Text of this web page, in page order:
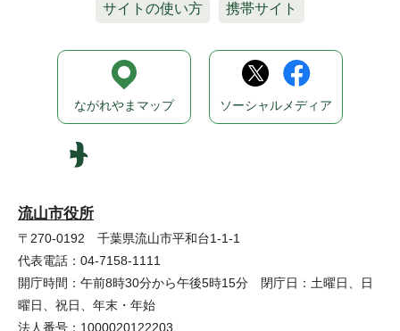
サイトの使い方 携帯サイト
流山市役所
〒270-0192 千葉県流山市平和台1-1-1
代表電話：04-7158-1111
開庁時間：午前8時30分から午後5時15分 閉庁日：土曜日、日
曜日、祝日、年末・年始
法人番号：1000020122203
ながれやまマップ ソーシャルメディア